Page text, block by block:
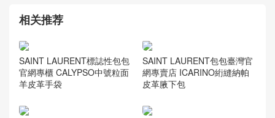
相关推荐
SAINT LAURENT標誌性包包
官網專櫃 CALYPSO中號粒面
羊皮革手袋
SAINT LAURENT包包臺灣官
網專賣店 ICARINO絎縫納帕
皮革腋下包